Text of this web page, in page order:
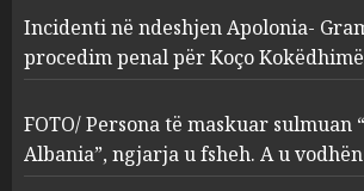
3
FOTO/ Persona
sulmuan “One
ngjarja u
serverat?
MARCH 25, 2025
Incidenti në ndeshjen Apolonia-
procedim penal për Koço
FOTO/ Persona të maskuar sulmuan
Albania”, ngjarja u fsheh. A u